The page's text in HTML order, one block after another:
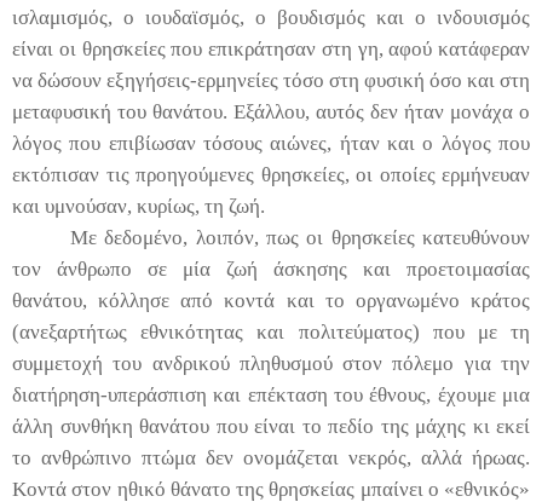
ισλαμισμός, ο ιουδαϊσμός, ο βουδισμός και ο ινδουισμός
είναι οι θρησκείες που επικράτησαν στη γη, αφού κατάφεραν
να δώσουν εξηγήσεις-ερμηνείες τόσο στη φυσική όσο και στη
μεταφυσική του θανάτου. Εξάλλου, αυτός δεν ήταν μονάχα ο
λόγος που επιβίωσαν τόσους αιώνες, ήταν και ο λόγος που
εκτόπισαν τις προηγούμενες θρησκείες, οι οποίες ερμήνευαν
και υμνούσαν, κυρίως, τη ζωή.
Με δεδομένο, λοιπόν, πως οι θρησκείες κατευθύνουν
τον άνθρωπο σε μία ζωή άσκησης και προετοιμασίας
θανάτου, κόλλησε από κοντά και το οργανωμένο κράτος
(ανεξαρτήτως εθνικότητας και πολιτεύματος) που με τη
συμμετοχή του ανδρικού πληθυσμού στον πόλεμο για την
διατήρηση-υπεράσπιση και επέκταση του έθνους, έχουμε μια
άλλη συνθήκη θανάτου που είναι το πεδίο της μάχης κι εκεί
το ανθρώπινο πτώμα δεν ονομάζεται νεκρός, αλλά ήρωας.
Κοντά στον ηθικό θάνατο της θρησκείας μπαίνει ο «εθνικός»